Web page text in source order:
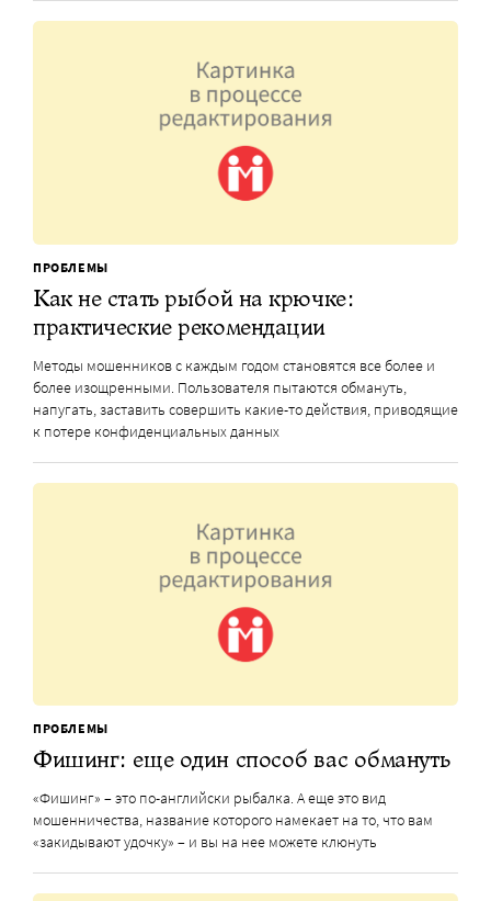
ПРОБЛЕМЫ
Как не стать рыбой на крючке:
практические рекомендации
Методы мошенников с каждым годом становятся все более и
более изощренными. Пользователя пытаются обмануть,
напугать, заставить совершить какие-то действия, приводящие
к потере конфиденциальных данных
ПРОБЛЕМЫ
Фишинг: еще один способ вас обмануть
«Фишинг» – это по-английски рыбалка. А еще это вид
мошенничества, название которого намекает на то, что вам
«закидывают удочку» – и вы на нее можете клюнуть